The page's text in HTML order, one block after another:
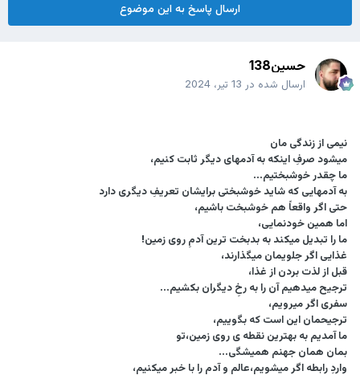
ارسال پاسخ به این موضوع
حسین138
ارسال شده در 13 تیر، 2024
نيمى از زندگى مان
ميشود صرفِ اينكه به آدمهاى ديگر ثابت كنيم،
ما چقدر خوشبختيم...
به آدمهايى كه شايد خوشبختى برايشان تعريفِ ديگرى دارد
حتى اگر واقعاً هم خوشبخت باشيم،
اما همين خودنمايى،
ما را تبديل ميكند به بدبخت ترين آدمِ روى زمين!
غذايى اگر جلويمان ميگذارند،
قبل از لذت بردن از غذا،
ترجيح ميدهيم آن را به رخِ ديگران بكشيم...
سفرى اگر ميرويم،
ترجيحمان اين است كه بگوييم،
ما آمديم به بهترين نقطه ى روى زمين،تو
بمان همان جهنم هميشگى...
واردِ رابطه اگر ميشويم،عالم و آدم را با خبر ميكنيم،